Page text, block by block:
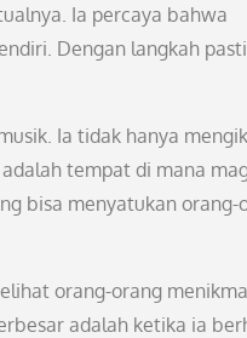
Ia percaya bahwa
Dengan langkah
Ia tidak hanya
tempat di mana
bisa menyatukan orang-
orang-orang
adalah ketika ia